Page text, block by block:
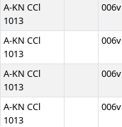
A-KN CCl
1013
006v
A-KN CCl
1013
006v
A-KN CCl
1013
006v
A-KN CCl
1013
006v